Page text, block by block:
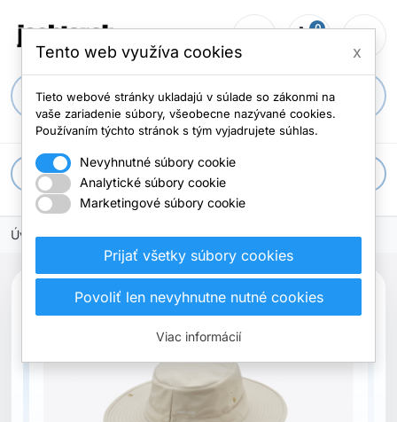
person_outline shopping_cart
0
Početmenu
apps Všetky kategórie
Úvodná stránka
Novinka
Previous Next
search
Tento web využíva cookies x
Tieto webové stránky ukladajú v súlade so zákonmi na
vaše zariadenie súbory, všeobecne nazývané cookies.
Používaním týchto stránok s tým vyjadrujete súhlas.
Nevyhnutné súbory cookie
Analytické súbory cookie
Marketingové súbory cookie
Prijať všetky súbory cookies
Povoliť len nevyhnutne nutné cookies
Viac informácií